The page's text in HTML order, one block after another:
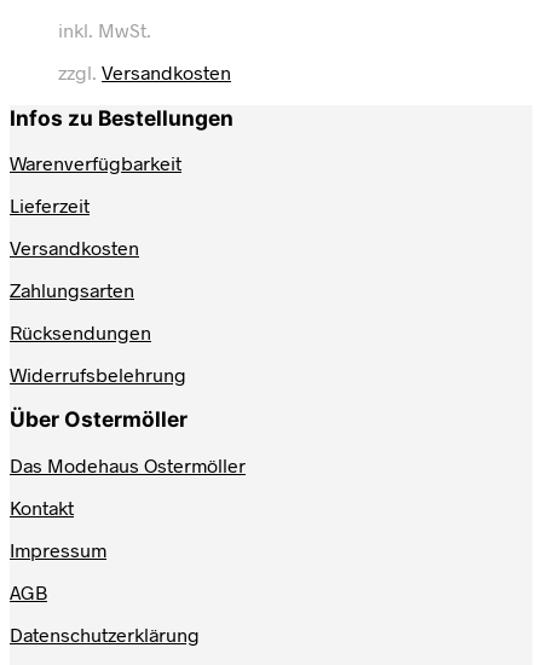
inkl. MwSt.
zzgl. Versandkosten
Infos zu Bestellungen
Warenverfügbarkeit
Lieferzeit
Versandkosten
Zahlungsarten
Rücksendungen
Widerrufsbelehrung
Über Ostermöller
Das Modehaus Ostermöller
Kontakt
Impressum
AGB
Datenschutzerklärung